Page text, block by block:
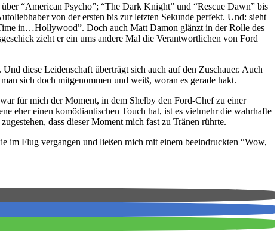
“American Psycho”; “The Dark Knight” und “Rescue Dawn” bis
von der ersten bis zur letzten Sekunde perfekt. Und: sieht
in…Hollywood”. Doch auch Matt Damon glänzt in der Rolle des
zieht er ein ums andere Mal die Verantwortlichen von Ford
diese Leidenschaft überträgt sich auch auf den Zuschauer. Auch
sich doch mitgenommen und weiß, woran es gerade hakt.
für mich der Moment, in dem Shelby den Ford-Chef zu einer
eher einen komödiantischen Touch hat, ist es vielmehr die wahrhafte
dass dieser Moment mich fast zu Tränen rührte.
im Flug vergangen und ließen mich mit einem beeindruckten “Wow,